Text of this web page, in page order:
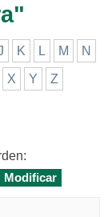
K L M N
X Y Z